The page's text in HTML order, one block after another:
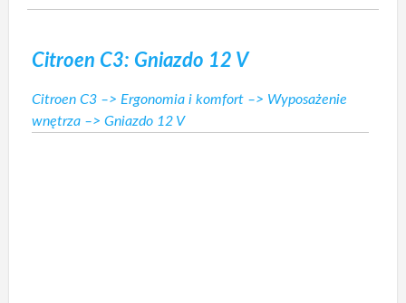
Citroen C3: Gniazdo 12 V
Citroen C3 –> Ergonomia i komfort –> Wyposażenie
wnętrza –> Gniazdo 12 V